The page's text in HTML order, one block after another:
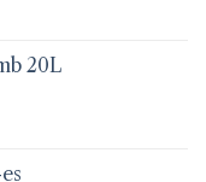
20L